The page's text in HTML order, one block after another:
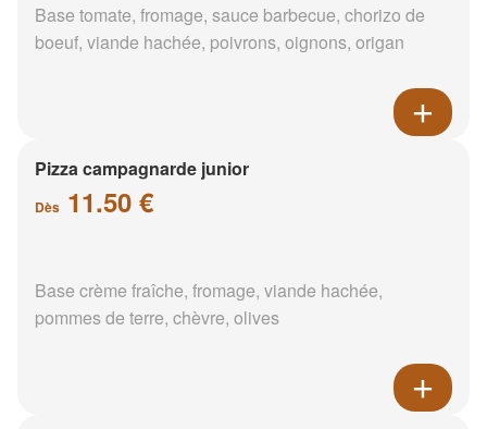
Base tomate, fromage, sauce barbecue, chorizo de
boeuf, viande hachée, poivrons, oignons, origan
Pizza campagnarde junior
Dès 11.50 €
Base crème fraîche, fromage, viande hachée,
pommes de terre, chèvre, olives